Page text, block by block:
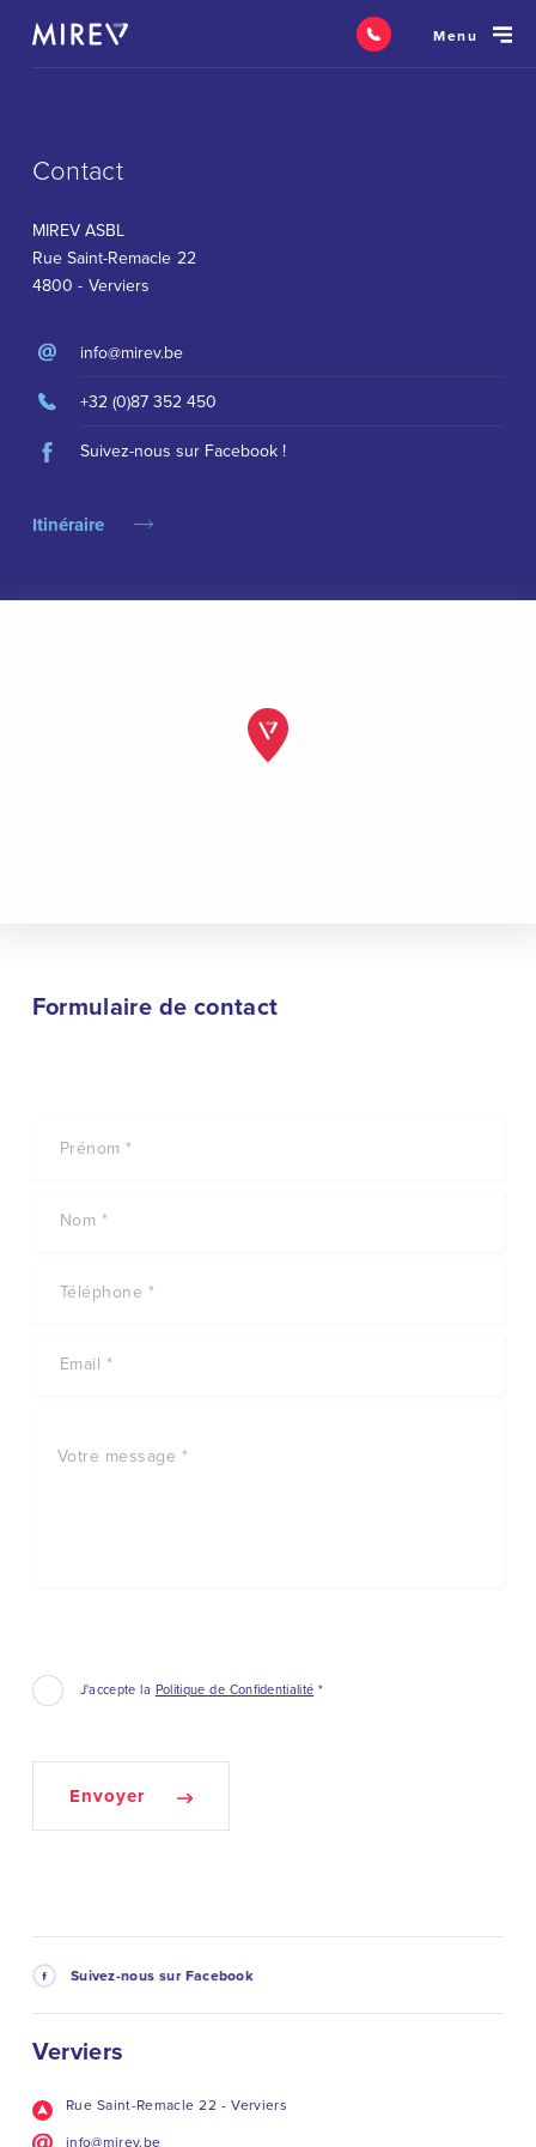
Menu
Contact
MIREV ASBL
Rue Saint-Remacle 22
4800 - Verviers
info@mirev.be
+32 (0)87 352 450
Suivez-nous sur Facebook !
Itinéraire
Formulaire de contact
J'accepte la Politique de Confidentialité *
Envoyer
Suivez-nous sur Facebook
Verviers
Rue Saint-Remacle 22 - Verviers
info@mirev.be